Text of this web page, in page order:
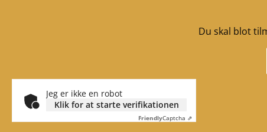
Du skal blot
Jeg er ikke en robot
Klik for at starte verifikationen
FriendlyCaptcha ⇗